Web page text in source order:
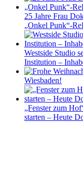
25 Jahre Frau
„Onkel Punk“-
Westside Studio
Institution –
Wiesbaden!
„Fenster zum
starten – Heute